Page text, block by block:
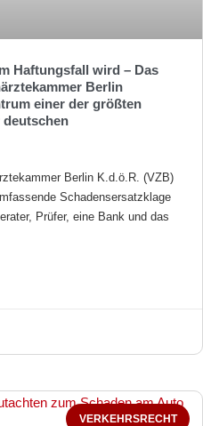
Haftungsfall wird – Das
Berlin
einer der größten
deutschen
Berlin K.d.ö.R. (VZB)
Schadensersatzklage
Prüfer, eine Bank und das
VERKEHRSRECHT